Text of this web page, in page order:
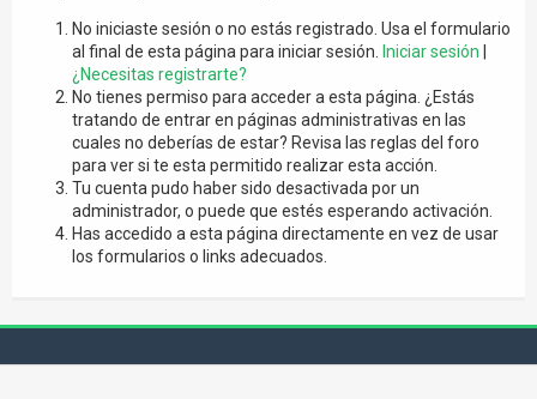
No iniciaste sesión o no estás registrado. Usa el formulario
al final de esta página para iniciar sesión.
Iniciar sesión
¿Necesitas registrarte?
No tienes permiso para acceder a esta página. ¿Estás
tratando de entrar en páginas administrativas en las
cuales no deberías de estar? Revisa las reglas del foro
para ver si te esta permitido realizar esta acción.
Tu cuenta pudo haber sido desactivada por un
administrador, o puede que estés esperando activación.
Has accedido a esta página directamente en vez de usar
los formularios o links adecuados.